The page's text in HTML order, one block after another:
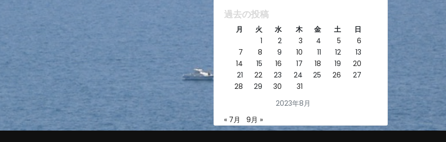
過去の投稿
2023年8月
月 火 水 木 金 土
日
1
2 3 4 5
6
7
8 9 10 11 12
13
14
15 16 17 18 19
20
21
22 23 24 25 26
27
28
29 30 31
« 7月 9月 »